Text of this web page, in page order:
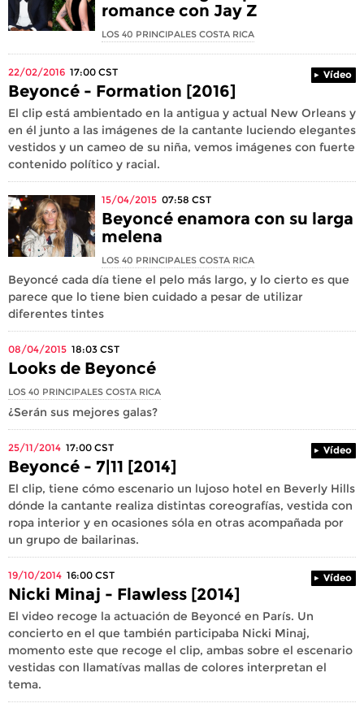
romance con Jay Z
LOS 40 PRINCIPALES COSTA RICA
22/02/2016 17:00 CST Vídeo
Beyoncé - Formation [2016]
El clip está ambientado en la antigua y actual New Orleans y
en él junto a las imágenes de la cantante luciendo elegantes
vestidos y un cameo de su niña, vemos imágenes con fuerte
contenido político y racial.
15/04/2015 07:58 CST
Beyoncé enamora con su larga
melena
LOS 40 PRINCIPALES COSTA RICA
Beyoncé cada día tiene el pelo más largo, y lo cierto es que
parece que lo tiene bien cuidado a pesar de utilizar
diferentes tintes
08/04/2015 18:03 CST
Looks de Beyoncé
LOS 40 PRINCIPALES COSTA RICA
¿Serán sus mejores galas?
25/11/2014 17:00 CST Vídeo
Beyoncé - 7|11 [2014]
El clip, tiene cómo escenario un lujoso hotel en Beverly Hills
dónde la cantante realiza distintas coreografías, vestida con
ropa interior y en ocasiones sóla en otras acompañada por
un grupo de bailarinas.
19/10/2014 16:00 CST Vídeo
Nicki Minaj - Flawless [2014]
El video recoge la actuación de Beyoncé en París. Un
concierto en el que también participaba Nicki Minaj,
momento este que recoge el clip, ambas sobre el escenario
vestidas con llamatívas mallas de colores interpretan el
tema.